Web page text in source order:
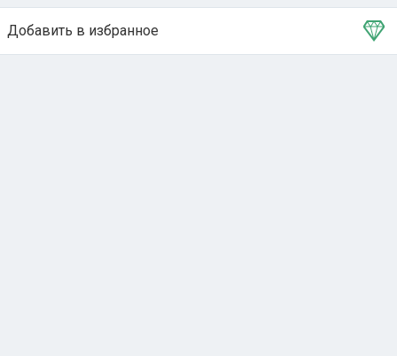
Добавить в избранное
Тема в избранном